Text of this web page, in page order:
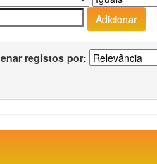
registos por: